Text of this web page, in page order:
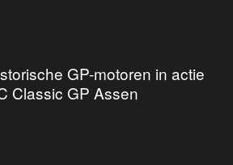
GP-motoren in actie
Classic GP Assen